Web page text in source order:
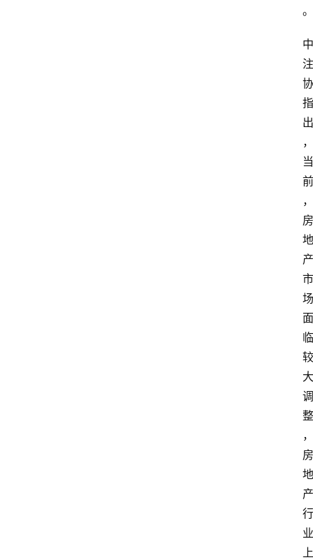
。
中
注
协
指
出
，
当
前
，
房
地
产
市
场
面
临
较
大
调
整
，
房
地
产
行
业
上